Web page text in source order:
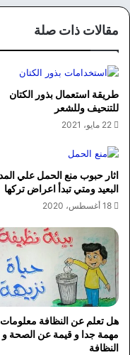
مقالات ذات صلة
طريقة استعمال بذور الكتان
للتنحيف وللشعر
22 مايو، 2021
اثار حبوب منع الحمل علي
البعيد ومتي تبدأ اعراض تركها
18 أغسطس، 2020
هل تعلم عن النظافة معلومات
مهمة جدا و قيمة عن الصحة و
النظافة